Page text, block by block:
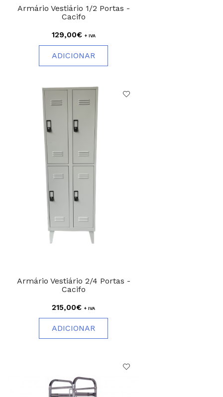
Armário Vestiário 1/2 Portas -
Cacifo
129,00€ + IVA
ADICIONAR
Armário Vestiário 2/4 Portas -
Cacifo
215,00€ + IVA
ADICIONAR